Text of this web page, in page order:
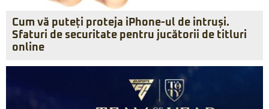
Cum vă puteți proteja iPhone-ul de intruși.
Sfaturi de securitate pentru jucătorii de titluri
online